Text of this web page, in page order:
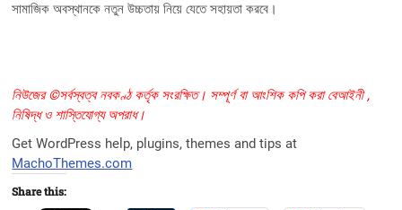
সামাজিক অবস্থানকে নতুন উচ্চতায় নিয়ে যেতে সহায়তা করবে।
নিউজের ©সর্বস্বত্ব নবকণ্ঠ কর্তৃক সংরক্ষিত। সম্পূর্ণ বা আংশিক কপি করা বেআইনী ,
নিষিদ্ধ ও শাস্তিযোগ্য অপরাধ।
Get WordPress help, plugins, themes and tips at
MachoThemes.com
Share this: